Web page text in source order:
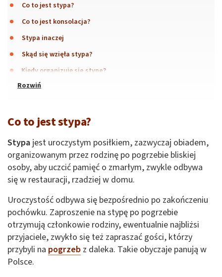
Co to jest stypa?
Co to jest konsolacja?
Stypa inaczej
Skąd się wzięła stypa?
Kiedy organizuje się stypę?
Co to jest stypa?
Stypa jest uroczystym posiłkiem, zazwyczaj obiadem,
organizowanym przez rodzinę po pogrzebie bliskiej
osoby, aby uczcić pamięć o zmarłym, zwykle odbywa
się w restauracji, rzadziej w domu.
Uroczystość odbywa się bezpośrednio po zakończeniu
pochówku. Zaproszenie na stypę po pogrzebie
otrzymują członkowie rodziny, ewentualnie najbliżsi
przyjaciele, zwykło się też zapraszać gości, którzy
przybyli na pogrzeb z daleka. Takie obyczaje panują w
Polsce.